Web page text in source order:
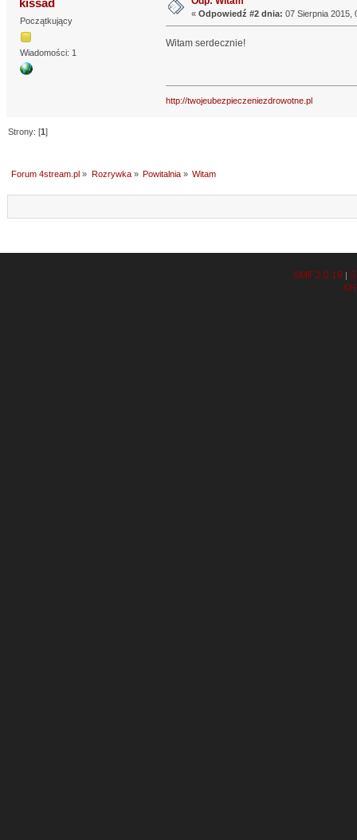
Początkujący
Wiadomości: 1
« Odpowiedź #2 dnia: 07 Sierpnia 2015,
Witam serdecznie!
http://twojeubezpieczeniezdrowotne.pl
Strony: [1]
Forum 4stream.pl » Rozrywka» Powitalnia» Witam
SMF 2.0.19 |